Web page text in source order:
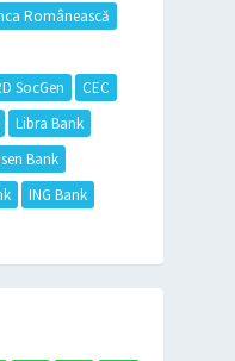
Românească
SocGen
CEC
Libra Bank
Bank
ING Bank